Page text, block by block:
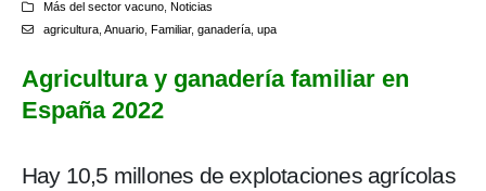
Más del sector vacuno, Noticias
agricultura, Anuario, Familiar, ganadería, upa
Agricultura y ganadería familiar en
España 2022
Hay 10,5 millones de explotaciones agrícolas